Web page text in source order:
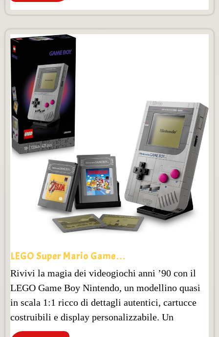
LEGO Super Mario Game…
Rivivi la magia dei videogiochi anni ’90 con il
LEGO Game Boy Nintendo, un modellino quasi
in scala 1:1 ricco di dettagli autentici, cartucce
costruibili e display personalizzabile. Un